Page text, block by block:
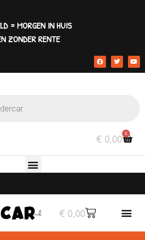
= MORGEN IN HUIS
ZONDER RENTE
€ 0,00 0
€ 0,00